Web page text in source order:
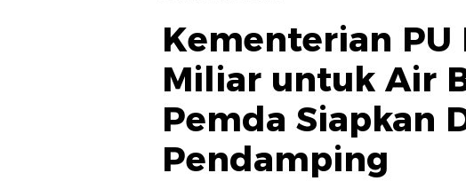
Kementerian PU
Miliar untuk Air
Pemda Siapkan
Pendamping
--